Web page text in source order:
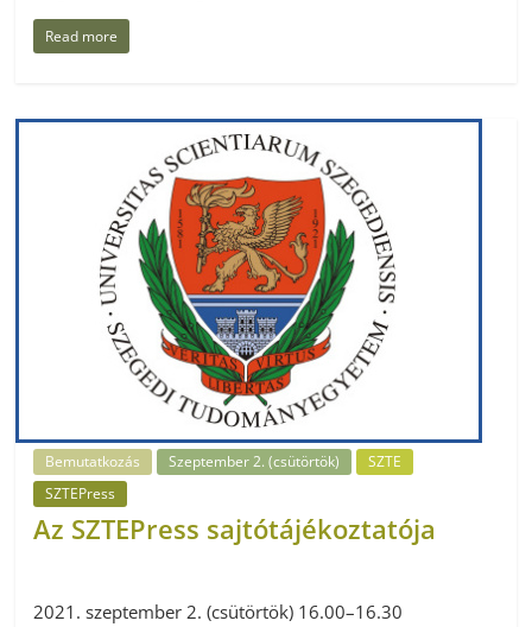
Read more
Bemutatkozás Szeptember 2. (csütörtök)
SZTE
SZTEPress
Az SZTEPress sajtótájékoztatója
2021. szeptember 2. (csütörtök) 16.00–16.30